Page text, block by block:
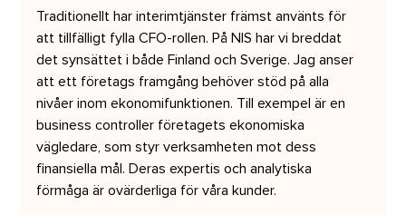
Traditionellt har interimtjänster främst använts för
att tillfälligt fylla CFO-rollen. På NIS har vi breddat
det synsättet i både Finland och Sverige. Jag anser
att ett företags framgång behöver stöd på alla
nivåer inom ekonomifunktionen. Till exempel är en
business controller företagets ekonomiska
vägledare, som styr verksamheten mot dess
finansiella mål. Deras expertis och analytiska
förmåga är ovärderliga för våra kunder.